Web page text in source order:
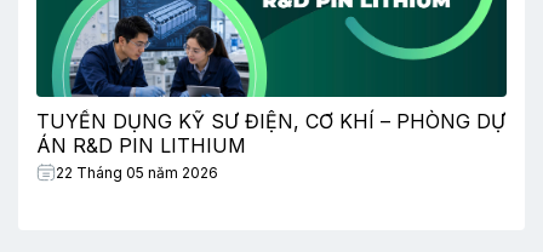
TUYỂN DỤNG KỸ SƯ ĐIỆN, CƠ KHÍ – PHÒNG DỰ
ÁN R&D PIN LITHIUM
22 Tháng 05 năm 2026